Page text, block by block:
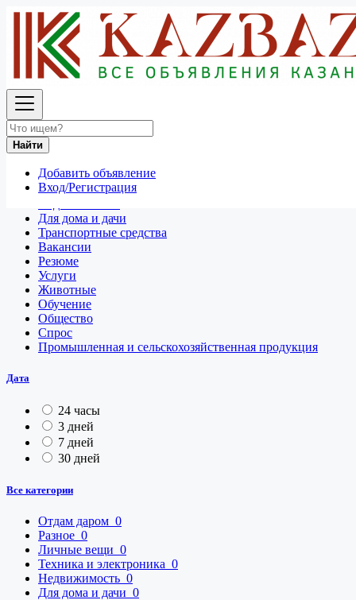
Найти
Добавить объявление
Вход/Регистрация
Орск
Отдам даром
Личные вещи
Техника и электроника
Для дома и дачи
Транспортные средства
Вакансии
Резюме
Услуги
Животные
Обучение
Общество
Спрос
Промышленная и сельскохозяйственная продукция
Дата
24 часы
3 дней
7 дней
30 дней
Все категории
Отдам даром 0
Разное 0
Личные вещи 0
Техника и электроника 0
Недвижимость 0
Для дома и дачи 0